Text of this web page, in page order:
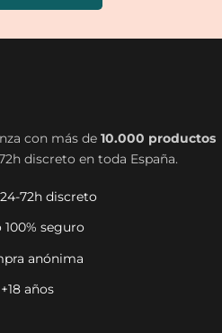
con más de 10.000 productos
discreto en toda España.
72h discreto
100% seguro
anónima
+18 años